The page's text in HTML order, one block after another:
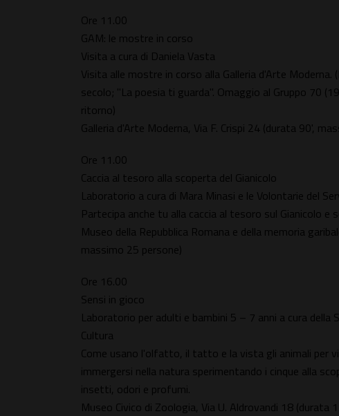
Ore 11.00
GAM: le mostre in corso
Visita a cura di Daniela Vasta
Visita alle mostre in corso alla Galleria d'Arte
secolo; "La poesia ti guarda". Omaggio al Gruppo 70
ritorno)
Galleria d'Arte Moderna, Via F. Crispi 24 (durata 90',
Ore 11.00
Caccia al tesoro alla scoperta del Gianicolo
Laboratorio a cura di Mara Minasi e le Volontarie del
Partecipa anche tu alla caccia al tesoro sul Gianicolo
Museo della Repubblica Romana e della memoria
massimo 25 persone)
Ore 16.00
Sensi in gioco
Laboratorio per adulti e bambini 5 – 7 anni a cura
Cultura
Come usano l'olfatto, il tatto e la vista gli animali per
immergersi nella natura sperimentando i cinque alla
insetti, odori e profumi.
Museo Civico di Zoologia, Via U. Aldrovandi 18 (durata